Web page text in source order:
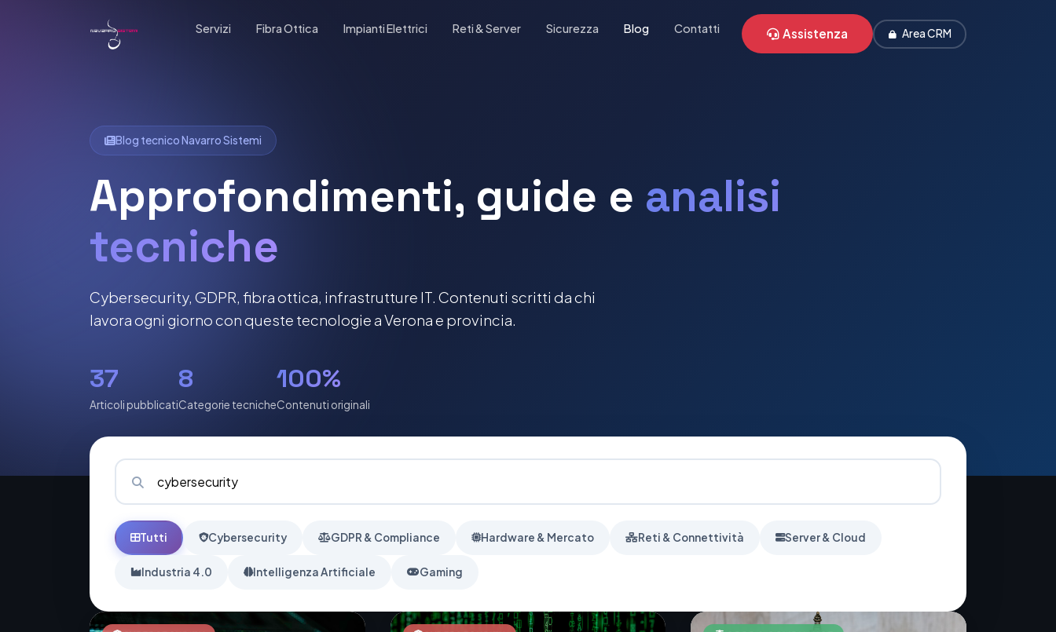
Servizi Fibra Ottica Impianti Elettrici Reti & Server Sicurezza Blog Contatti Assistenza Area CRM
Blog tecnico Navarro Sistemi
Approfondimenti, guide e analisi
tecniche
Cybersecurity, GDPR, fibra ottica, infrastrutture IT. Contenuti scritti da chi
lavora ogni giorno con queste tecnologie a Verona e provincia.
37
Articoli pubblicati
8
Categorie tecniche
100%
Contenuti originali
Tutti Cybersecurity GDPR & Compliance Hardware & Mercato Reti & Connettività Server & Cloud
Industria 4.0 Intelligenza Artificiale Gaming